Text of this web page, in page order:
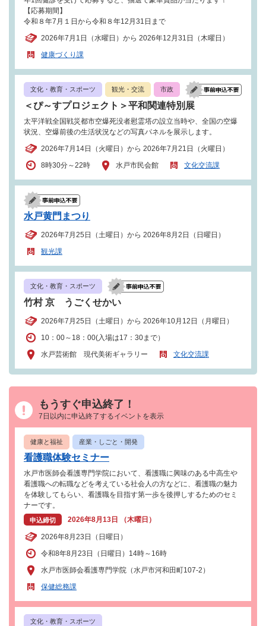
【応募期間】
令和８年7月１日から令和８年12月31日まで
2026年7月1日（水曜日）から 2026年12月31日（木曜日）
健康づくり課
文化・教育・スポーツ 観光・交流 市政
＜ぴ～すプロジェクト＞平和関連特別展
太平洋戦全国戦災都市空爆死没者慰霊塔の設立当時や、全国の空爆
状況、空爆前後の生活状況などの写真パネルを展示します。
2026年7月14日（火曜日）から 2026年7月21日（火曜日）
8時30分～22時
水戸市民会館 文化交流課
水戸黄門まつり
2026年7月25日（土曜日）から 2026年8月2日（日曜日）
観光課
文化・教育・スポーツ
竹村 京 うごくせかい
2026年7月25日（土曜日）から 2026年10月12日（月曜日）
10：00～18：00(入場は17：30まで）
水戸芸術館 現代美術ギャラリー
文化交流課
もうすぐ申込終了！
7日以内に申込終了するイベントを表示
健康と福祉 産業・しごと・開発
看護職体験セミナー
水戸市医師会看護専門学院において、看護職に興味のある中高生や
看護職への転職などを考えている社会人の方などに、看護職の魅力
を体験してもらい、看護職を目指す第一歩を後押しするためのセミ
ナーです。
申込締切 2026年8月13日 （木曜日）
2026年8月23日（日曜日）
令和8年8月23日（日曜日）14時～16時
水戸市医師会看護専門学院（水戸市河和田町107-2）
保健総務課
文化・教育・スポーツ